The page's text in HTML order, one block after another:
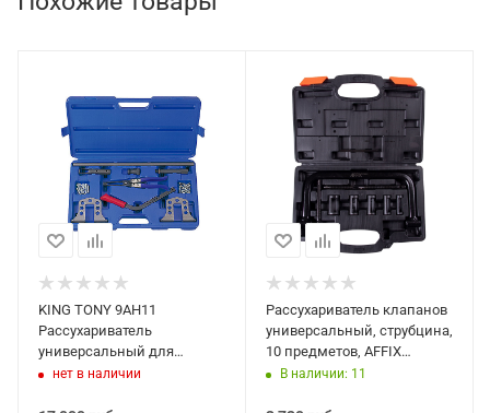
KING TONY 9AH11
Рассухариватель
универсальный для
бензиновых и дизельных
нет в наличии
Рассухариватель клапанов
универсальный, струбцина,
10 предметов, AFFIX
AF10310006C
В наличии: 11